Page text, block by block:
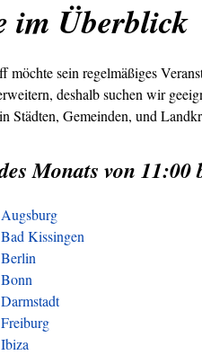
im Überblick
möchte sein regelmäßiges
deshalb suchen wir
Städten, Gemeinden, und
Monats von
Kissingen